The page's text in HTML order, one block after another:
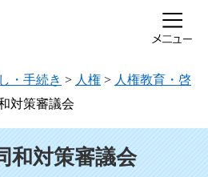
・手続き > 人権 > 人権教育・啓
対策審議会
和対策審議会